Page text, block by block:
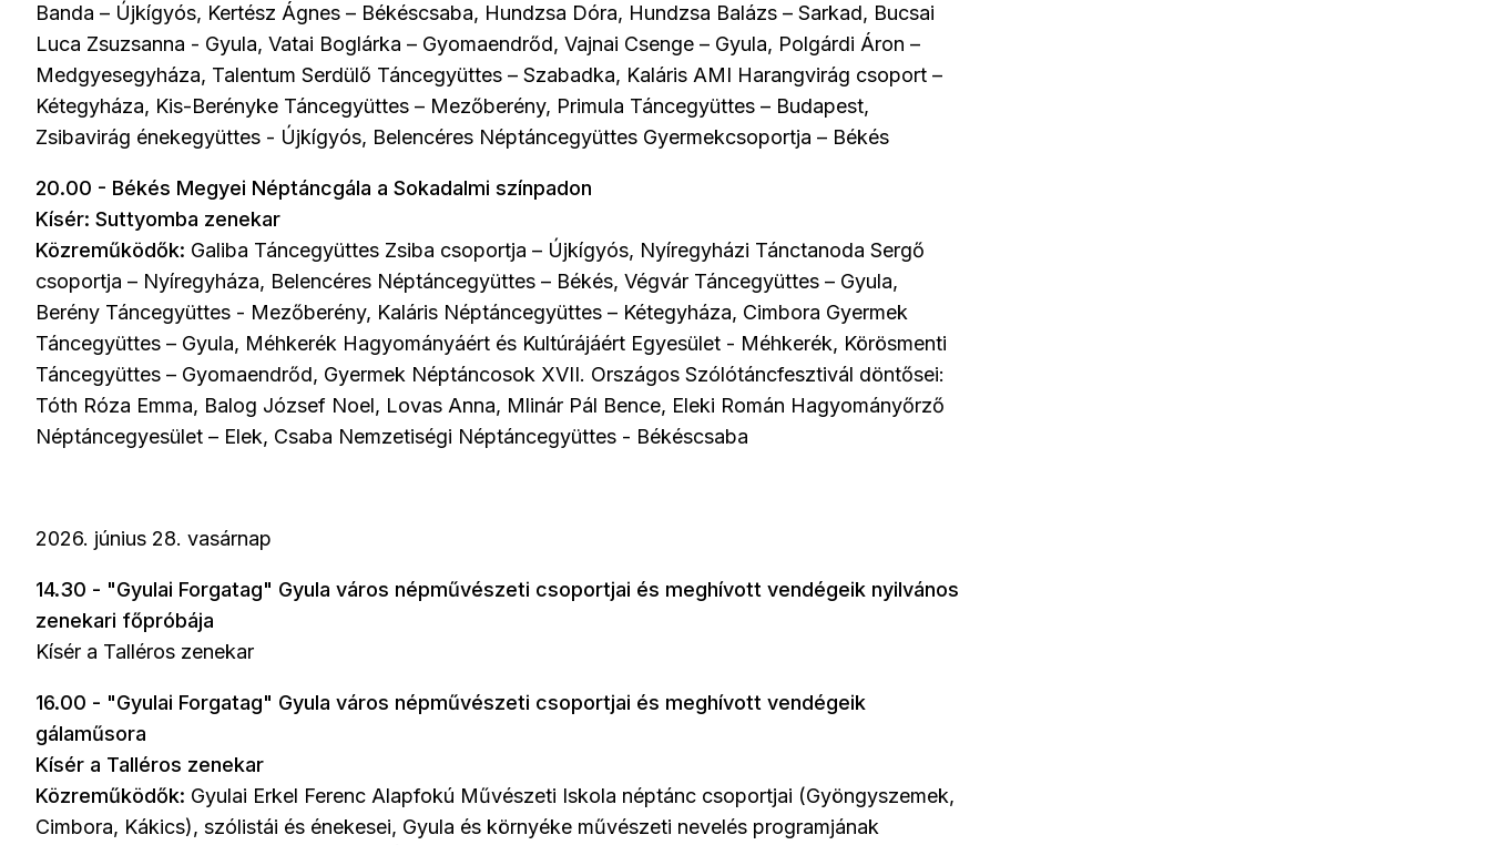
Banda – Újkígyós, Kertész Ágnes – Békéscsaba, Hundzsa Dóra, Hundzsa Balázs – Sarkad, Bucsai
Luca Zsuzsanna - Gyula, Vatai Boglárka – Gyomaendrőd, Vajnai Csenge – Gyula, Polgárdi Áron –
Medgyesegyháza, Talentum Serdülő Táncegyüttes – Szabadka, Kaláris AMI Harangvirág csoport –
Kétegyháza, Kis-Berényke Táncegyüttes – Mezőberény, Primula Táncegyüttes – Budapest,
Zsibavirág énekegyüttes - Újkígyós, Belencéres Néptáncegyüttes Gyermekcsoportja – Békés
20.00 - Békés Megyei Néptáncgála a Sokadalmi színpadon
Kísér: Suttyomba zenekar
Közreműködők: Galiba Táncegyüttes Zsiba csoportja – Újkígyós, Nyíregyházi Tánctanoda Sergő
csoportja – Nyíregyháza, Belencéres Néptáncegyüttes – Békés, Végvár Táncegyüttes – Gyula,
Berény Táncegyüttes - Mezőberény, Kaláris Néptáncegyüttes – Kétegyháza, Cimbora Gyermek
Táncegyüttes – Gyula, Méhkerék Hagyományáért és Kultúrájáért Egyesület - Méhkerék, Körösmenti
Táncegyüttes – Gyomaendrőd, Gyermek Néptáncosok XVII. Országos Szólótáncfesztivál döntősei:
Tóth Róza Emma, Balog József Noel, Lovas Anna, Mlinár Pál Bence, Eleki Román Hagyományőrző
Néptáncegyesület – Elek, Csaba Nemzetiségi Néptáncegyüttes - Békéscsaba
2026. június 28. vasárnap
14.30 - "Gyulai Forgatag" Gyula város népművészeti csoportjai és meghívott vendégeik nyilvános
zenekari főpróbája
Kísér a Talléros zenekar
16.00 - "Gyulai Forgatag" Gyula város népművészeti csoportjai és meghívott vendégeik
gálaműsora
Kísér a Talléros zenekar
Közreműködők: Gyulai Erkel Ferenc Alapfokú Művészeti Iskola néptánc csoportjai (Gyöngyszemek,
Cimbora, Kákics), szólistái és énekesei, Gyula és környéke művészeti nevelés programjának